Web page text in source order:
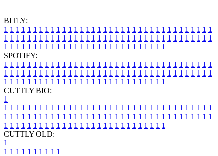
BITLY:
1 1 1 1 1 1 1 1 1 1 1 1 1 1 1 1 1 1 1 1 1 1 1 1 1 1 1 1 1 1 1 1 1 1 1 1
1 1 1 1 1 1 1 1 1 1 1 1 1 1 1 1 1 1 1 1 1 1 1 1 1 1 1 1 1 1 1 1 1 1 1 1
1 1 1 1 1 1 1 1 1 1 1 1 1 1 1 1 1 1 1 1 1 1 1 1 1 1 1 1
SPOTIFY:
1 1 1 1 1 1 1 1 1 1 1 1 1 1 1 1 1 1 1 1 1 1 1 1 1 1 1 1 1 1 1 1 1 1 1 1
1 1 1 1 1 1 1 1 1 1 1 1 1 1 1 1 1 1 1 1 1 1 1 1 1 1 1 1 1 1 1 1 1 1 1 1
1 1 1 1 1 1 1 1 1 1 1 1 1 1 1 1 1 1 1 1 1 1 1 1 1 1 1 1
CUTTLY BIO:
1
1 1 1 1 1 1 1 1 1 1 1 1 1 1 1 1 1 1 1 1 1 1 1 1 1 1 1 1 1 1 1 1 1 1 1 1
1 1 1 1 1 1 1 1 1 1 1 1 1 1 1 1 1 1 1 1 1 1 1 1 1 1 1 1 1 1 1 1 1 1 1 1
1 1 1 1 1 1 1 1 1 1 1 1 1 1 1 1 1 1 1 1 1 1 1 1 1 1 1 1
CUTTLY OLD:
1
1 1 1 1 1 1 1 1 1 1